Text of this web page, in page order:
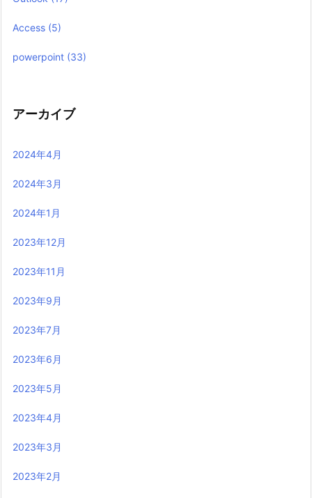
Access (5)
powerpoint (33)
アーカイブ
2024年4月
2024年3月
2024年1月
2023年12月
2023年11月
2023年9月
2023年7月
2023年6月
2023年5月
2023年4月
2023年3月
2023年2月